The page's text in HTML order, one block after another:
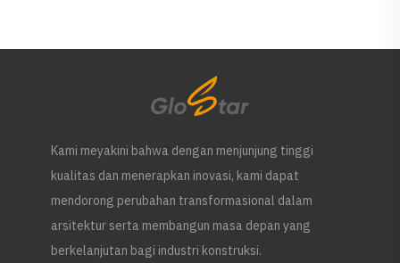
Kami meyakini bahwa dengan menjunjung tinggi
kualitas dan menerapkan inovasi, kami dapat
mendorong perubahan transformasional dalam
arsitektur serta membangun masa depan yang
berkelanjutan bagi industri konstruksi.